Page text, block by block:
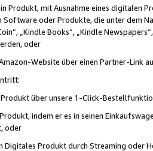
Produkt, mit Ausnahme eines digitalen
oder Produkte, die unter dem
„Kindle Books“, „Kindle
oder
Website über einen Partner-Link
über unsere 1-Click-
indem er es in seinen
oder
Produkt durch Streaming oder